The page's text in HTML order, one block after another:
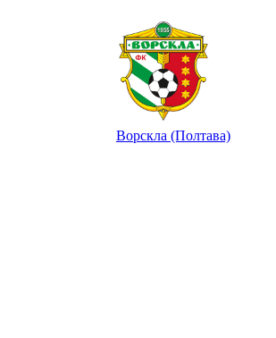
Ворскла (Полтава)